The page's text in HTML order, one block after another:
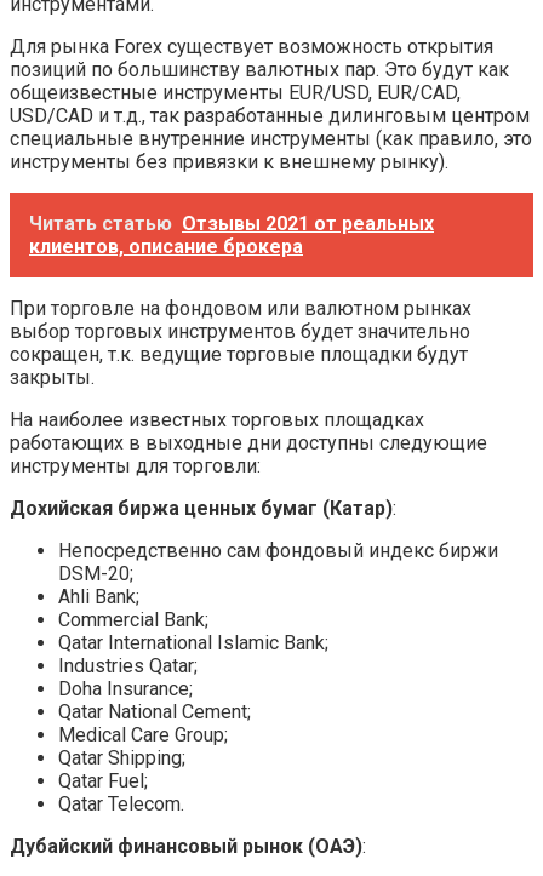
Для рынка Forex существует возможность открытия
позиций по большинству валютных пар. Это будут как
общеизвестные инструменты EUR/USD, EUR/CAD,
USD/CAD и т.д., так разработанные дилинговым центром
специальные внутренние инструменты (как правило, это
инструменты без привязки к внешнему рынку).
Читать статью Отзывы 2021 от реальных
клиентов, описание брокера
При торговле на фондовом или валютном рынках
выбор торговых инструментов будет значительно
сокращен, т.к. ведущие торговые площадки будут
закрыты.
На наиболее известных торговых площадках
работающих в выходные дни доступны следующие
инструменты для торговли:
Дохийская биржа ценных бумаг (Катар):
Непосредственно сам фондовый индекс биржи
DSM-20;
Ahli Bank;
Commercial Bank;
Qatar International Islamic Bank;
Industries Qatar;
Doha Insurance;
Qatar National Cement;
Medical Care Group;
Qatar Shipping;
Qatar Fuel;
Qatar Telecom.
Дубайский финансовый рынок (ОАЭ):